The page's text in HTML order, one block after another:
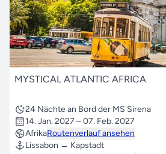
MYSTICAL ATLANTIC AFRICA
24 Nächte an Bord der MS Sirena
14. Jan. 2027 – 07. Feb. 2027
AfrikaRoutenverlauf ansehen
Lissabon → Kapstadt